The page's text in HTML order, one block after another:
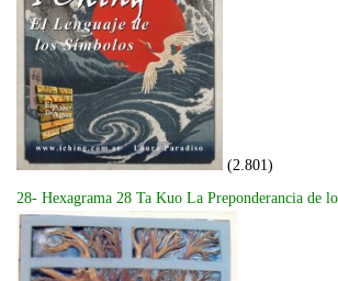
(2.801)
28- Hexagrama 28 Ta Kuo La Preponderancia de